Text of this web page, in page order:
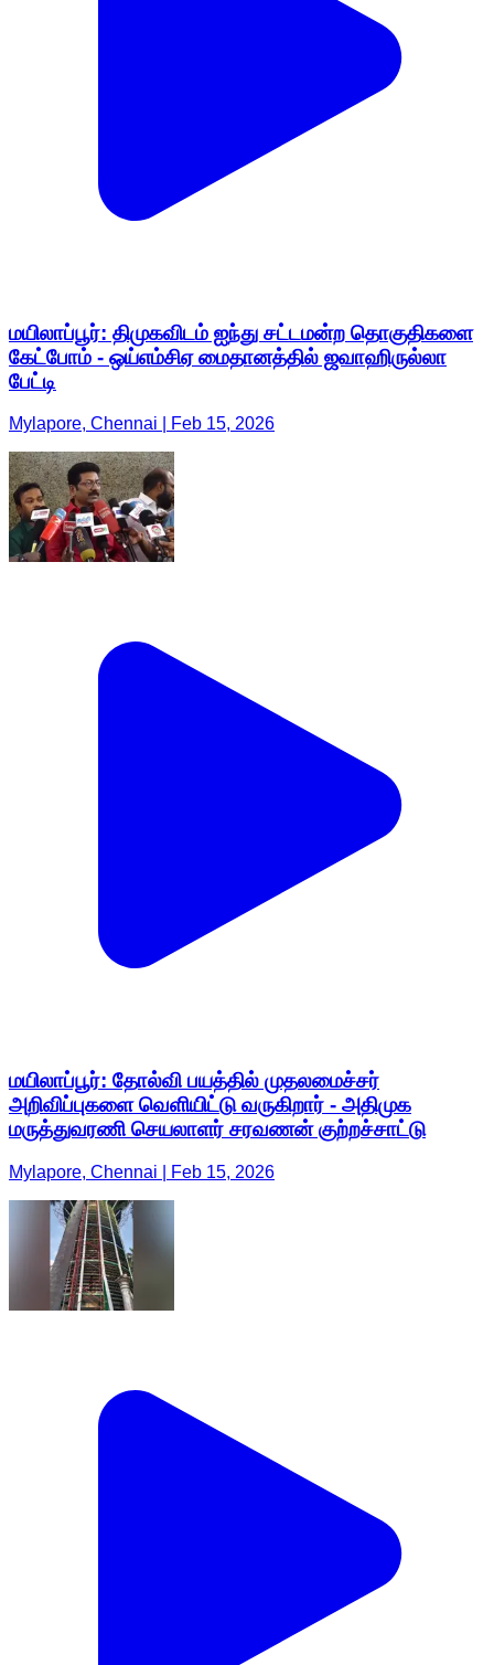
மயிலாப்பூர்: திமுகவிடம் ஐந்து சட்டமன்ற தொகுதிகளை
கேட்போம் - ஒய்எம்சிஏ மைதானத்தில் ஜவாஹிருல்லா
பேட்டி
Mylapore, Chennai | Feb 15, 2026
மயிலாப்பூர்: தோல்வி பயத்தில் முதலமைச்சர்
அறிவிப்புகளை வெளியிட்டு வருகிறார் - அதிமுக
மருத்துவரணி செயலாளர் சரவணன் குற்றச்சாட்டு
Mylapore, Chennai | Feb 15, 2026